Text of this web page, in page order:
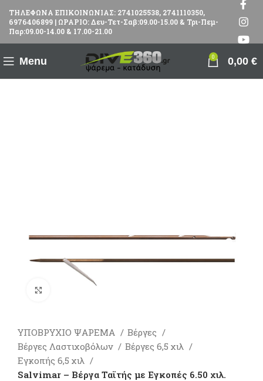
ΤΗΛΕΦΩΝΑ ΕΠΙΚΟΙΝΩΝΙΑΣ: 2741025538, 2741110350,
6976406899 | ΩΡΑΡΙΟ: Δευ-Τετ-Σαβ:09.00-15.00 & Τρι-Πεμ-
Παρ:09.00-14.00 & 17.00-21.00
Menu 0 0,00 €
ΥΠΟΒΡΥΧΙΟ ΨΑΡΕΜΑ
Βέργες
Βέργες Λαστιχοβόλων
Βέργες 6,5 χιλ
Εγκοπής 6,5 χιλ
Salvimar – Βέργα Ταϊτής με Εγκοπές 6.50 χιλ.